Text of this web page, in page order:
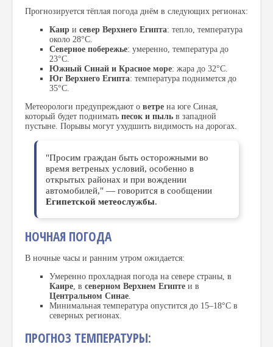
Прогнозируется тёплая погода днём в следующих регионах:
Каир и север Верхнего Египта: тепло, температура
около 28°C.
Северное побережье: умеренно, температура до
23°C.
Южный Синай и Красное море: жара до 32°C.
Юг Верхнего Египта: температура поднимется до
35°C.
Метеорологи предупреждают о ветре на юге Синая,
который будет поднимать песок и пыль в западной
пустыне. Порывы могут ухудшить видимость на дорогах.
"Просим граждан быть осторожными во
время ветреных условий, особенно в
открытых районах и при вождении
автомобилей," — говорится в сообщении
Египетской метеослужбы.
НОЧНАЯ ПОГОДА
В ночные часы и ранним утром ожидается:
Умеренно прохладная погода на севере страны, в
Каире , в северном Верхнем Египте и в
Центральном Синае
Минимальная температура опустится до 15–18°C в
северных регионах.
ПРОГНОЗ ТЕМПЕРАТУРЫ: